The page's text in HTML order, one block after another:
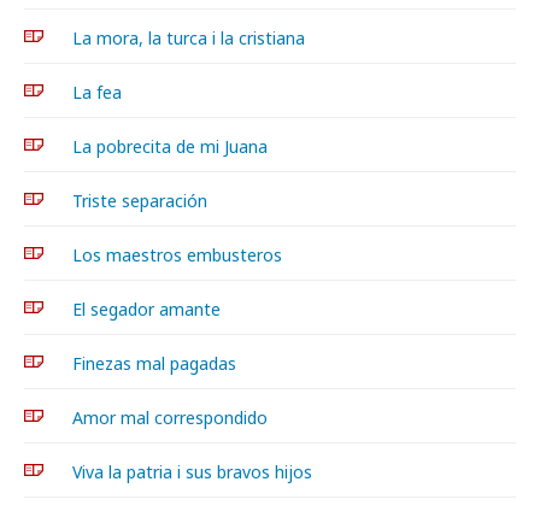
La mora, la turca i la cristiana
La fea
La pobrecita de mi Juana
Triste separación
Los maestros embusteros
El segador amante
Finezas mal pagadas
Amor mal correspondido
Viva la patria i sus bravos hijos